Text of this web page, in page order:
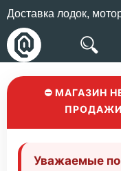
Доставка лодок,
⛔ МАГАЗИН
ПРОДАЖИ
Уважаемые